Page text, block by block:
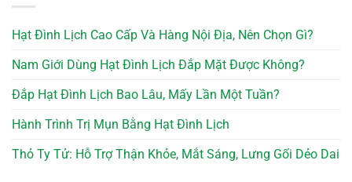
Hạt Đình Lịch Cao Cấp Và Hàng Nội Địa, Nên Chọn Gì?
Nam Giới Dùng Hạt Đình Lịch Đắp Mặt Được Không?
Đắp Hạt Đình Lịch Bao Lâu, Mấy Lần Một Tuần?
Hành Trình Trị Mụn Bằng Hạt Đình Lịch
Thỏ Ty Tử: Hỗ Trợ Thận Khỏe, Mắt Sáng, Lưng Gối Dẻo Dai